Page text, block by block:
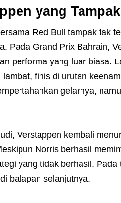
yang
Red Bull tampak tak
Pada Grand Prix Bahrain,
performa yang luar biasa.
finis di urutan
gelarnya,
Verstappen kembali
Norris berhasil
yang tidak berhasil. Pada
balapan selanjutnya.